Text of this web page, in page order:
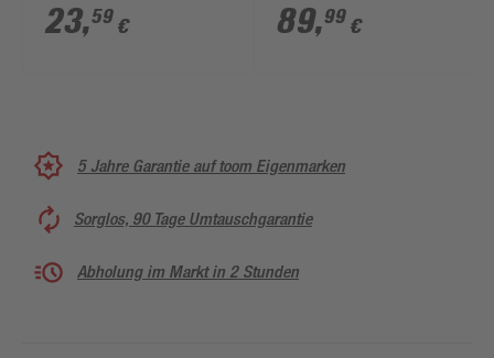
verchromt 1/2"
23,59 €
edelstahlfarben
89,99 €
5 Jahre Garantie auf toom Eigenmarken
Sorglos, 90 Tage Umtauschgarantie
Abholung im Markt in 2 Stunden